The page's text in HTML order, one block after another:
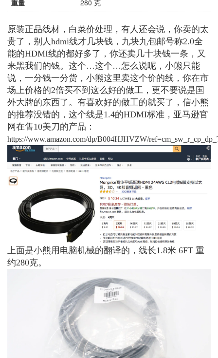
重量 280 克
原装正品线材，白菜价处理，有人还会说，你卖的太
贵了，别人hdmi线才几块钱，九块九包邮号称2.0全
能的HDMI线的都好多了，你还卖几十块钱一条，又
来黑我们的钱。这个…这个…怎么说呢，小熊只能
说，一分钱一分货，小熊这里卖这个价的线，你在市
场上价格的2倍买不到这么好的做工，更不要说是国
外大牌的东西了。有喜欢好的做工的就买了，信小熊
的推荐没错的，这个线是1.4的HDMI标准，亚马逊官
网在售10美刀的产品：
https://www.amazon.com/dp/B004HJHVZW/
上面是小熊用电脑机械的翻译的，线长1.8米 6FT 重
约280克。